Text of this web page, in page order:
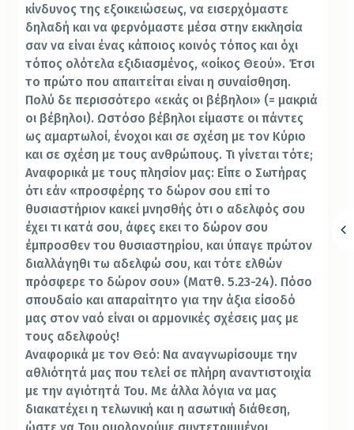
κίνδυνος της εξοικειώσεως, να εισερχόμαστε
δηλαδή και να φερνόμαστε μέσα στην εκκλησία
σαν να είναι ένας κάποιος κοινός τόπος και όχι
τόπος ολότελα εξιδιασμένος, «οίκος Θεού». Έτσι
το πρώτο που απαιτείται είναι η συναίσθηση.
Πολύ δε περισσότερο «εκάς οι βέβηλοι» (= μακριά
οι βέβηλοι). Ωστόσο βέβηλοι είμαστε οι πάντες
ως αμαρτωλοί, ένοχοι και σε σχέση με τον Κύριο
και σε σχέση με τους ανθρώπους. Τι γίνεται τότε;
Αναφορικά με τους πλησίον μας: Είπε ο Σωτήρας
ότι εάν «προσφέρης το δώρον σου επί το
θυσιαστήριον κακεί μνησθής ότι ο αδελφός σου
έχει τι κατά σου, άφες εκει το δώρον σου
έμπροσθεν του θυσιαστηρίου, και ύπαγε πρώτον
διαλλάγηθι τω αδελφώ σου, και τότε ελθών
πρόσφερε το δώρον σου» (Ματθ. 5.23-24). Πόσο
σπουδαίο και απαραίτητο για την άξια είσοδό
μας στον ναό είναι οι αρμονικές σχέσεις μας με
τους αδελφούς!
Αναφορικά με τον Θεό: Να αναγνωρίσουμε την
αθλιότητά μας που τελεί σε πλήρη αναντιστοιχία
με την αγιότητά Του. Με άλλα λόγια να μας
διακατέχει η τελωνική και η ασωτική διάθεση,